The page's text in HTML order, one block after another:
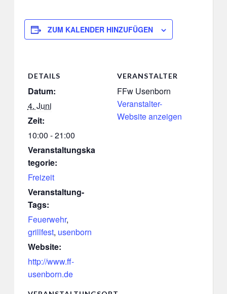
ZUM KALENDER HINZUFÜGEN
DETAILS
Datum:
4. Juni
Zeit:
10:00 - 21:00
Veranstaltungska
tegorie:
Freizeit
Veranstaltung-
Tags:
Feuerwehr,
grillfest, usenborn
Website:
http://www.ff-
usenborn.de
VERANSTALTER
FFw Usenborn
Veranstalter-
Website anzeigen